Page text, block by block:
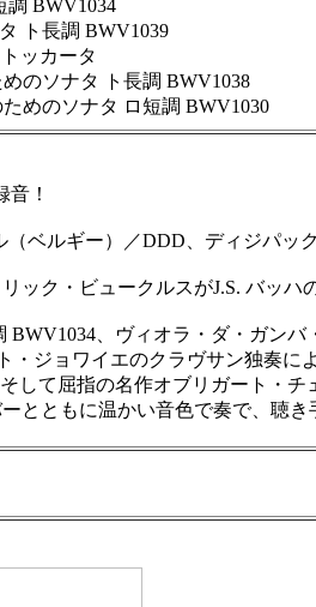
BWV1034
ト長調 BWV1039
ッカータ
のソナタ ト長調 BWV1038
めのソナタ ロ短調 BWV1030
！
ベルギー）／DDD、ディジパッ
ク・ビュークルスがJ.S. バッハ
、ヴィオラ・ダ・ガン
・ジョワイエのクラヴサン独奏
て屈指の名作オブリガート・チ
ともに温かい音色で奏で、聴き